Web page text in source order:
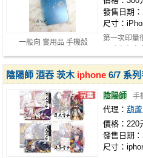
一般向 實用品 手機殼
發售日期
尺寸：
第一次印量
陰陽師 酒吞 茨木 iphone 6/7 系
陰陽師 手
代理：葫
價格：220
發售日期
尺寸：